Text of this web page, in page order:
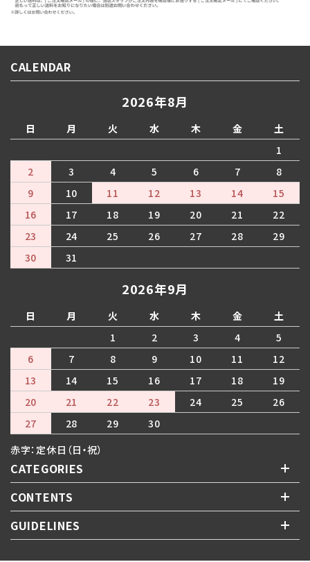
CALENDAR
2026年8月
日 月 火 水 木 金
土
1
2
3 4 5 6 7
8
9
10 11 12 13 14
15
16
17 18 19 20 21
22
23
24 25 26 27 28
29
30
31
2026年9月
日 月 火 水 木 金
土
1
2 3 4
5
6
7 8 9 10 11
12
13
14 15 16 17 18
19
20
21 22 23 24 25
26
27
28 29
30
赤字：定休日（日・祝）
CATEGORIES
CONTENTS
GUIDELINES